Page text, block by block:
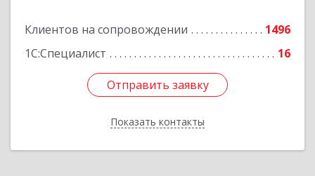
Клиентов на сопровождении
1496
1С:Специалист
16
Отправить заявку
Показать контакты
Отправить заявку
Назад